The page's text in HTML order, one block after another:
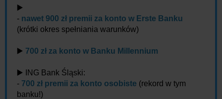
▶️
- nawet 900 zł premii za konto w Erste Banku
(krótki okres spełniania warunków)
▶️ 700 zł za konto w Banku Millennium
▶️ ING Bank Śląski:
- 700 zł premii za konto osobiste (rekord w tym
banku!)